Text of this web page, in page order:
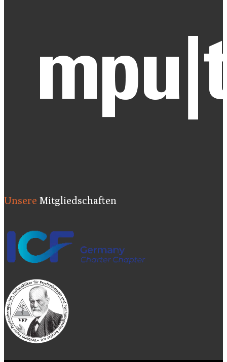
Unsere Mitgliedschaften